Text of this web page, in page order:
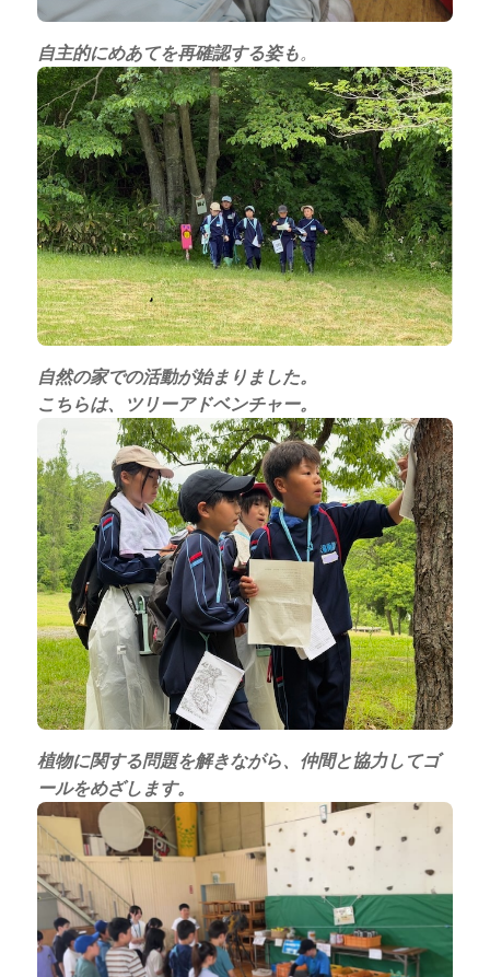
自主的にめあてを再確認する姿も。
自然の家での活動が始まりました。
こちらは、ツリーアドベンチャー。
植物に関する問題を解きながら、仲間と協力してゴ
ールをめざします。